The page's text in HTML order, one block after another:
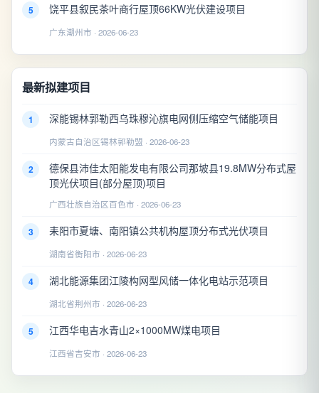
5 饶平县叙民茶叶商行屋顶66KW光伏建设项目
广东潮州市 · 2026-06-23
最新拟建项目
1 深能锡林郭勒西乌珠穆沁旗电网侧压缩空气储能项目
内蒙古自治区锡林郭勒盟 · 2026-06-23
2
德保县沛佳太阳能发电有限公司那坡县19.8MW分布式屋
顶光伏项目(部分屋顶)项目
广西壮族自治区百色市 · 2026-06-23
3 耒阳市夏塘、南阳镇公共机构屋顶分布式光伏项目
湖南省衡阳市 · 2026-06-23
4 湖北能源集团江陵构网型风储一体化电站示范项目
湖北省荆州市 · 2026-06-23
5 江西华电吉水青山2×1000MW煤电项目
江西省吉安市 · 2026-06-23